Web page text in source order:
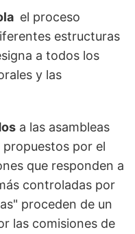
el proceso
estructuras
a todos los
y las
a las asambleas
por el
que responden a
controladas por
proceden de un
las comisiones de